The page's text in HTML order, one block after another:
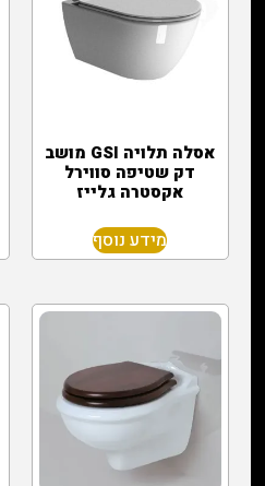
אסלה תלויה GSI מושב
דק שטיפה סווירל
אקסטרה גלייז
מידע נוסף